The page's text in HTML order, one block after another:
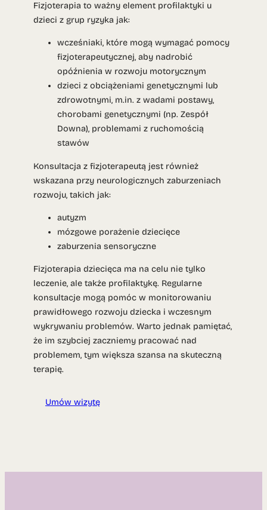
Fizjoterapia to ważny element profilaktyki u
dzieci z grup ryzyka jak:
wcześniaki, które mogą wymagać pomocy
fizjoterapeutycznej, aby nadrobić
opóźnienia w rozwoju motorycznym
dzieci z obciążeniami genetycznymi lub
zdrowotnymi, m.in. z wadami postawy,
chorobami genetycznymi (np. Zespół
Downa), problemami z ruchomością
stawów
Konsultacja z fizjoterapeutą jest również
wskazana przy neurologicznych zaburzeniach
rozwoju, takich jak:
autyzm
mózgowe porażenie dziecięce
zaburzenia sensoryczne
Fizjoterapia dziecięca ma na celu nie tylko
leczenie, ale także profilaktykę. Regularne
konsultacje mogą pomóc w monitorowaniu
prawidłowego rozwoju dziecka i wczesnym
wykrywaniu problemów. Warto jednak pamiętać,
że im szybciej zaczniemy pracować nad
problemem, tym większa szansa na skuteczną
terapię.
Umów wizytę